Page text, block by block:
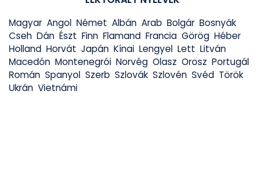
Magyar Angol Német Albán Arab Bolgár Bosnyák
Cseh Dán Észt Finn Flamand Francia Görög Héber
Holland Horvát Japán Kínai Lengyel Lett Litván
Macedón Montenegrói Norvég Olasz Orosz Portugál
Román Spanyol Szerb Szlovák Szlovén Svéd Török
Ukrán Vietnámi